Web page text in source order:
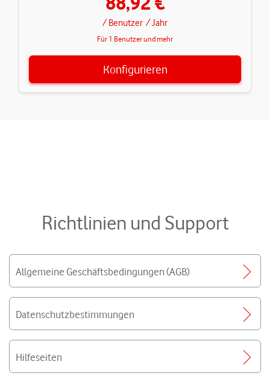
/ Benutzer / Jahr
Für 1 Benutzer und mehr
Konfigurieren
Richtlinien und Support
Allgemeine Geschäftsbedingungen (AGB)
Datenschutzbestimmungen
Hilfeseiten